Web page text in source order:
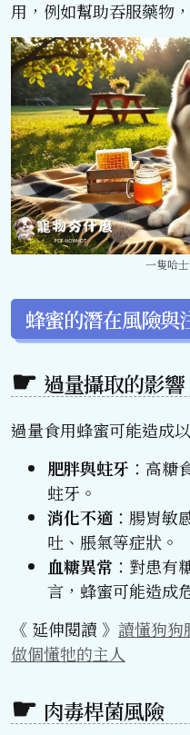
用，例如幫助吞服藥物
一隻哈
蜂蜜的潛在風險與
過量攝取的影響
過量食用蜂蜜可能造成
肥胖與蛀牙 ：高糖
蛀牙。
消化不適 ：腸胃敏
吐、脹氣等症狀。
血糖異常 ：對患有
言，蜂蜜可能造成
《 延伸閱讀 》 讀懂狗狗
做個懂牠的主人
肉毒桿菌風險